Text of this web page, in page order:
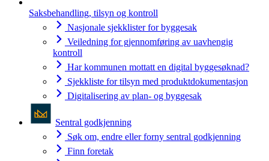
Saksbehandling, tilsyn og kontroll
Nasjonale sjekklister for byggesak
Veiledning for gjennomføring av uavhengig
kontroll
Har kommunen mottatt en digital byggesøknad?
Sjekkliste for tilsyn med produktdokumentasjon
Digitalisering av plan- og byggesak
Sentral godkjenning
Søk om, endre eller forny sentral godkjenning
Finn foretak